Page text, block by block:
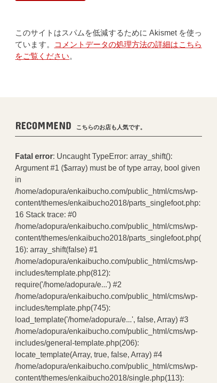
このサイトはスパムを低減するために Akismet を使っ
ています。
コメントデータの処理方法の詳細はこちら
をご覧ください。
RECOMMEND こちらのお店も人気です。
Fatal error: Uncaught TypeError: array_shift():
Argument #1 ($array) must be of type array, bool given
in
/home/adopura/enkaibucho.com/public_html/cms/wp-
content/themes/enkaibucho2018/parts_singlefoot.php:
16 Stack trace: #0
/home/adopura/enkaibucho.com/public_html/cms/wp-
content/themes/enkaibucho2018/parts_singlefoot.php(
16): array_shift(false) #1
/home/adopura/enkaibucho.com/public_html/cms/wp-
includes/template.php(812):
require('/home/adopura/e...') #2
/home/adopura/enkaibucho.com/public_html/cms/wp-
includes/template.php(745):
load_template('/home/adopura/e...', false, Array) #3
/home/adopura/enkaibucho.com/public_html/cms/wp-
includes/general-template.php(206):
locate_template(Array, true, false, Array) #4
/home/adopura/enkaibucho.com/public_html/cms/wp-
content/themes/enkaibucho2018/single.php(113):